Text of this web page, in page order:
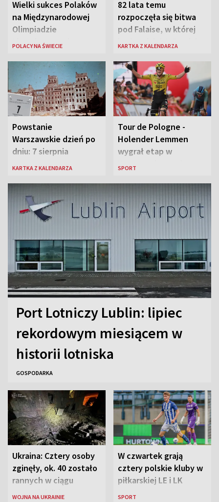
Wielki sukces Polaków
na Międzynarodowej
Olimpiadzie
Lingwistycznej
POLACY NA ŚWIECIE
82 lata temu
rozpoczęła się bitwa
pod Falaise, w której
brała udział 1. Dywizja
KARTKA Z KALENDARZA
Powstanie
Warszawskie dzień po
dniu: 7 sierpnia
KARTKA Z KALENDARZA
Tour de Pologne -
Holender Lemmen
wygrał etap w
Karpaczu i został
SPORT
Port Lotniczy Lublin: lipiec
rekordowym miesiącem w
historii lotniska
GOSPODARKA
Ukraina: Cztery osoby
zginęły, ok. 40 zostało
rannych w ciągu
ostatniej doby w
WOJNA NA UKRAINIE
W czwartek grają
cztery polskie kluby w
piłkarskiej LE i LK
SPORT